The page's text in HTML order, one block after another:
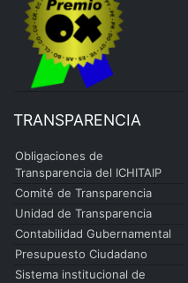
TRANSPARENCIA
Obligaciones de
Transparencia del ICHITAIP
Comité de Transparencia
Unidad de Transparencia
Contabilidad Gubernamental
Presupuesto Ciudadano
Sistema institucional de